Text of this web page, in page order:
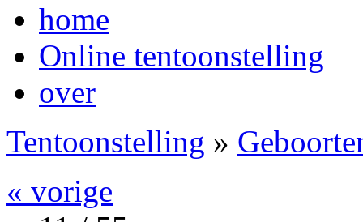
home
Online tentoonstelling
over
Tentoonstelling »
« vorige